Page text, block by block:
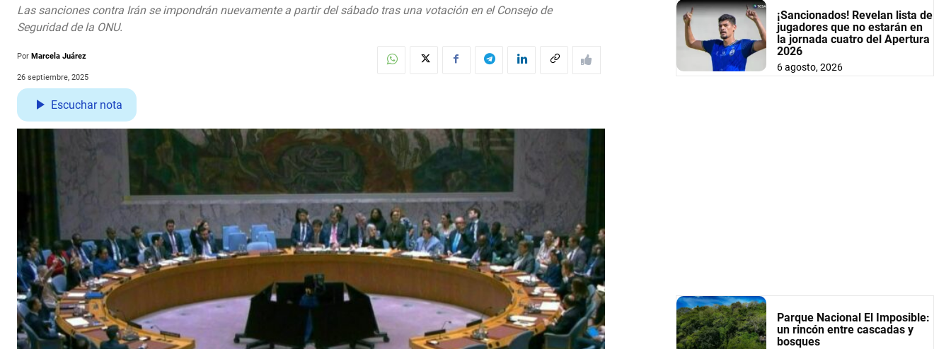
Las sanciones contra Irán se impondrán nuevamente a partir del sábado tras una votación en el Consejo de
Seguridad de la ONU.
Por Marcela Juárez
26 septiembre, 2025
Escuchar nota
¡Sancionados! Revelan lista de
jugadores que no estarán en
la jornada cuatro del Apertura
2026
6 agosto, 2026
Parque Nacional El Imposible:
un rincón entre cascadas y
bosques